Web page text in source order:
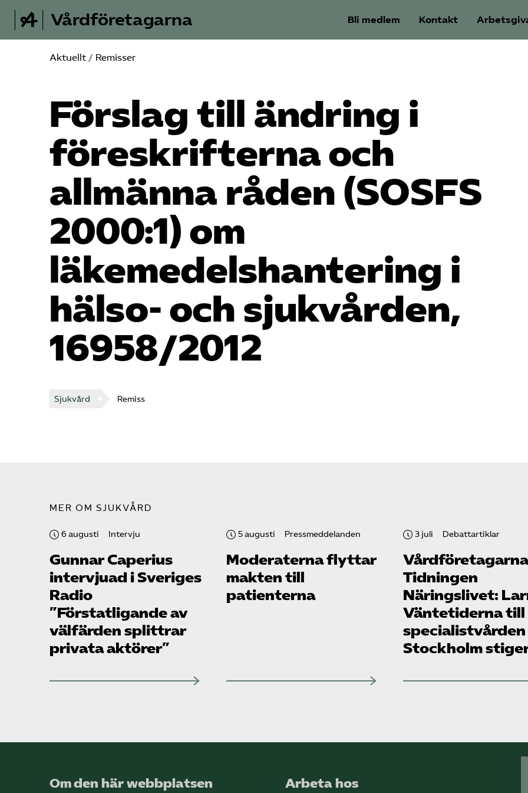
Vårdföretagarna Bli medlem Kontakt
Aktuellt / Remisser
Förslag till ändring i
föreskrifterna och
allmänna råden (SOSFS
2000:1) om
läkemedelshantering i
hälso- och sjukvården,
16958/2012
Sjukvård Remiss
MER OM SJUKVÅRD
6 augusti Intervju
Gunnar Caperius
intervjuad i Sveriges
Radio
”Förstatligande av
välfärden splittrar
privata aktörer”
5 augusti Pressmeddelanden
Moderaterna flyttar
makten till
patienterna
3 juli Debattartiklar
Tidningen
Näringslivet:
Väntetiderna till
specialistvården
Stockholm
Om den här webbplatsen
Arbeta hos